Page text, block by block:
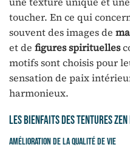
toucher. En ce qui
souvent des images de
et de figures spirituelles
motifs sont choisis pour
sensation de paix
harmonieux.
Les bienfaits des tentures
Amélioration de la qualité de vie